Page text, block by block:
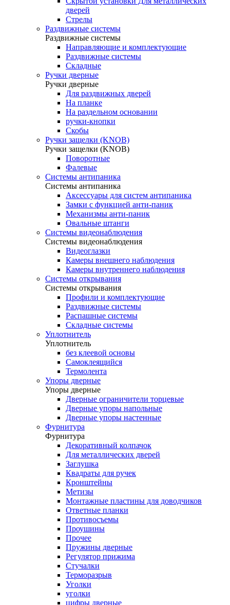
дверей
Стрелы
Раздвижные системы
Раздвижные системы
Направляющие и комплектующие
Раздвижные системы
Складные
Ручки дверные
Ручки дверные
Для раздвижных дверей
На планке
На раздельном основании
ручки-кнопки
Скобы
Ручки защелки (KNOB)
Ручки защелки (KNOB)
Поворотные
Фалевые
Системы антипаника
Системы антипаника
Аксессуары для систем антипаника
Замки с функцией анти-паник
Механизмы анти-паник
Овальные штанги
Системы видеонаблюдения
Системы видеонаблюдения
Видеоглазки
Камеры внешнего наблюдения
Камеры внутреннего наблюдения
Системы открывания
Системы открывания
Профили и комплектующие
Раздвижные системы
Распашные системы
Складные системы
Уплотнитель
Уплотнитель
без клеевой основы
Самоклеящийся
Термолента
Упоры дверные
Упоры дверные
Дверные ограничители торцевые
Дверные упоры напольные
Дверные упоры настенные
Фурнитура
Фурнитура
Декоративный колпачок
Для металлических дверей
Заглушка
Квадраты для ручек
Кронштейны
Метизы
Монтажные пластины для доводчиков
Ответные планки
Противосъемы
Проушины
Прочее
Пружины дверные
Регулятор прижима
Стучалки
Терморазрыв
Уголки
уголки
цифры дверные